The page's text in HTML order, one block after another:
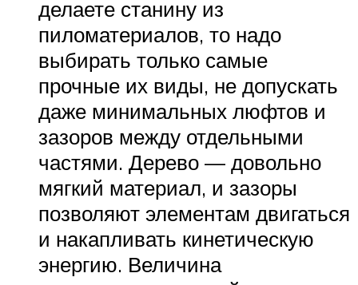
делаете станину из
пиломатериалов, то надо
выбирать только самые
прочные их виды, не допускать
даже минимальных люфтов и
зазоров между отдельными
частями. Дерево — довольно
мягкий материал, и зазоры
позволяют элементам двигаться
и накапливать кинетическую
энергию. Величина